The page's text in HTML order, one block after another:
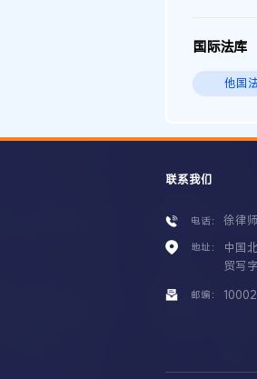
国际法库
他国
联系我们
电话： 徐律
地址：
中国
贸写
邮编：